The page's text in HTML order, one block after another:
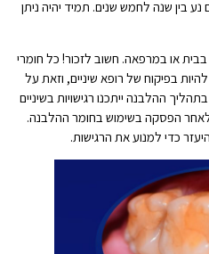
בין שנה לחמש שנים. תמיד יהיה ניתן
או במרפאה. חשוב לזכור! כל חומרי
בפיקוח של רופא שיניים, וזאת על
ההלבנה ייתכנו רגישויות בשיניים
לאחר הפסקה בשימוש בחומר ההלבנה.
כדי למנוע את הרגישות.